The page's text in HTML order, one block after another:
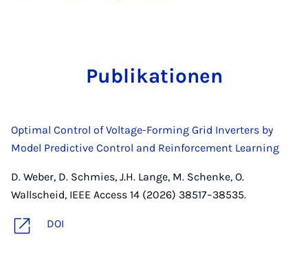
Pu­bli­ka­ti­o­nen
Optimal Control of Voltage-Forming Grid Inverters by
Model Predictive Control and Reinforcement Learning
D. Weber, D. Schmies, J.H. Lange, M. Schenke, O.
Wallscheid, IEEE Access 14 (2026) 38517–38535.
DOI